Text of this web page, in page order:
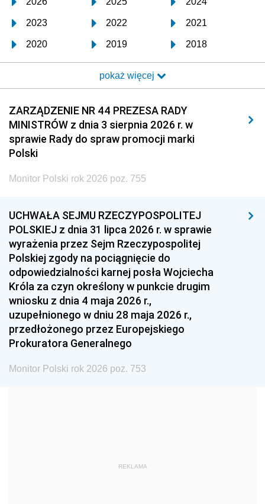
2023 2022 2021
2020 2019 2018
2017 2016 2015
2014 2013 2012
2011 2010 2009
2008 2007 2006
2005
1996 1995 1994
1993 1992 1991
1990 1989
1987 1986 1985
1984 1983
1981 1980 1979
1978 1977
1975 1974
1959
pokaż więcej
ZARZĄDZENIE NR 44 PREZESA RADY
MINISTRÓW z dnia 3 sierpnia 2026 r. w
sprawie Rady do spraw promocji marki
Polski
Monitor Polski rok 2026 poz. 755
UCHWAŁA SEJMU RZECZYPOSPOLITEJ
POLSKIEJ z dnia 31 lipca 2026 r. w sprawie
wyrażenia przez Sejm Rzeczypospolitej
Polskiej zgody na pociągnięcie do
odpowiedzialności karnej posła Wojciecha
Króla za czyn określony w punkcie drugim
wniosku z dnia 4 maja 2026 r.,
uzupełnionego w dniu 28 maja 2026 r.,
przedłożonego przez Europejskiego
Prokuratora Generalnego
Monitor Polski rok 2026 poz. 753
REKLAMA